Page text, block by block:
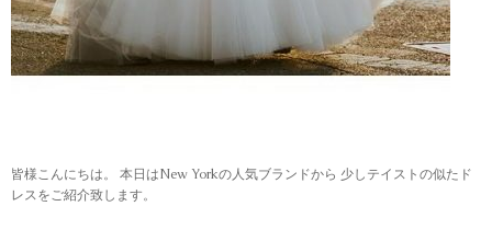
皆様こんにちは。 本日はNew Yorkの人気ブランドから 少しテイストの似たド
レスをご紹介致します。